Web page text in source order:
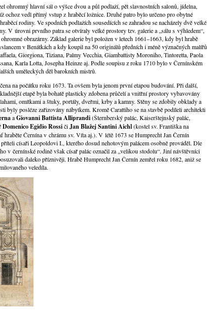
ohromný hlavní sál o výšce dvou a půl podlaží, pět slavnostních salonů, jídelna,
ochoz vedl přímý vstup z hraběcí ložnice. Druhé patro bylo určeno pro obytné
rodiny. Ve spodních podlažích sousedících se zahradou se nacházely dvě velké
V úrovni prvního patra se otvíraly velké prostory tzv. galerie a „sálu s výhledem“,
obrazárny. Základ galerie byl položen v letech 1661–1663, kdy byl hrabě
v Benátkách a kdy koupil na 50 originálů předních i méně význačných malířů
Giorgiona, Tiziana, Palmy Vecchia, Giambattisty Moroniho, Tintoretta, Paola
Karla Lotta, Josepha Heinze aj. Podle soupisu z roku 1710 bylo v Černínském
uměleckých děl barokních mistrů.
na počátku roku 1673. Ta ovšem byla jenom první etapou budování. Při další,
etapě byla bohatě plasticky zdobena průčelí a vnitřní prostory vybavovány
omítkami a štuky, portály, dveřmi, krby a kamny. Stěny se zdobily obklady a
byly posléze zařizovány nábytkem. Kromě Carattiho se na stavbě podíleli architekti
aGiovanni Battista Alliprandi(Šternberský palác, Kaiserštejnský palác,
Domenico Egidio RossičiJan Blažej Santini Aichl(kostel sv. Františka na
hraběte Černína v chrámu sv. Víta aj.). V létě 1673 se Humprecht Jan Černín
císaři Leopoldovi I., kterého dosud nehotovým palácem osobně prováděl. Dle
v černínské rodině však císař palác označil za „velikou stodolu“. Jiní návštěvníci
daleko příznivěji. Hrabě Humprecht Jan Černín zemřel roku 1682, aniž se
veledíla.